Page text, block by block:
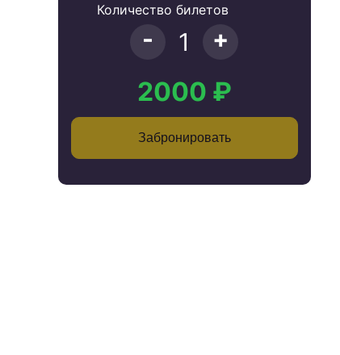
Количество билетов
- 1 +
2000 ₽